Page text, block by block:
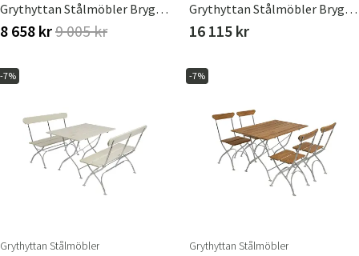
Grythyttan Stålmöbler Bryggeri Cafésæt Eg
8 658 kr9 005 kr
Grythyttan Stålmöbler Bryggerigruppe Bord & 4 Stole Eg
16 115 kr
-7%
Grythyttan Stålmöbler
-7%
Grythyttan Stålmöbler